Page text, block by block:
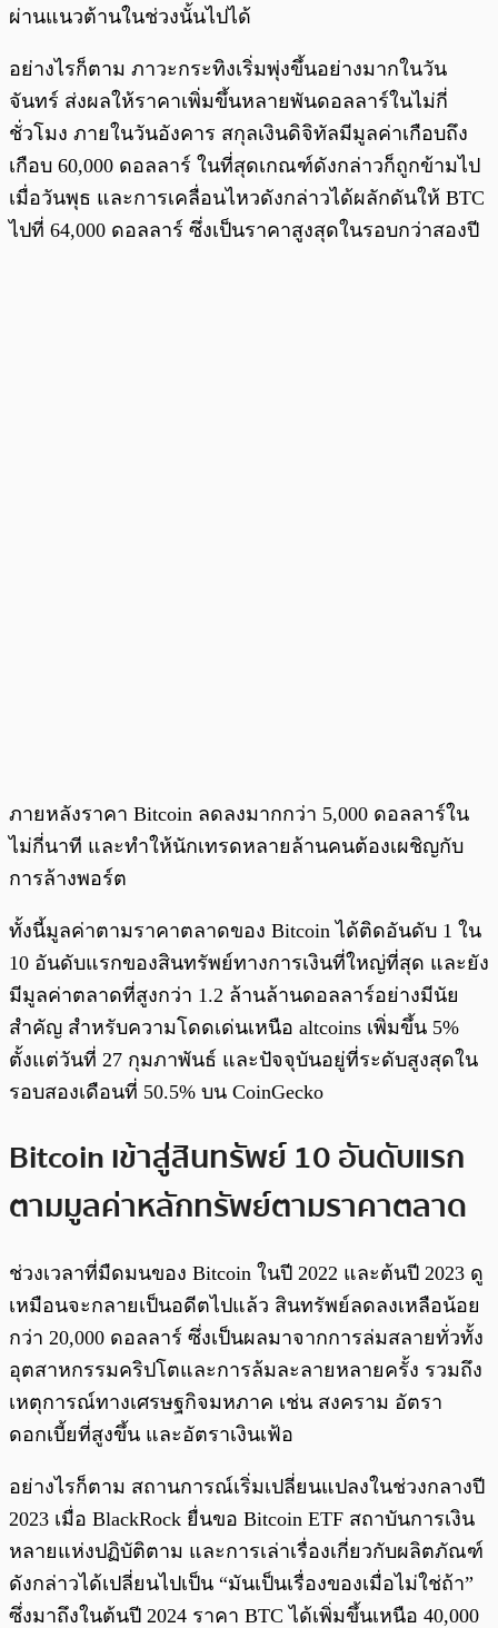
ผ่านแนวต้านในช่วงนั้นไปได้
อย่างไรก็ตาม ภาวะกระทิงเริ่มพุ่งขึ้นอย่างมากในวัน
จันทร์ ส่งผลให้ราคาเพิ่มขึ้นหลายพันดอลลาร์ในไม่กี่
ชั่วโมง ภายในวันอังคาร สกุลเงินดิจิทัลมีมูลค่าเกือบถึง
เกือบ 60,000 ดอลลาร์ ในที่สุดเกณฑ์ดังกล่าวก็ถูกข้ามไป
เมื่อวันพุธ และการเคลื่อนไหวดังกล่าวได้ผลักดันให้ BTC
ไปที่ 64,000 ดอลลาร์ ซึ่งเป็นราคาสูงสุดในรอบกว่าสองปี
ภายหลังราคา Bitcoin ลดลงมากกว่า 5,000 ดอลลาร์ใน
ไม่กี่นาที และทำให้นักเทรดหลายล้านคนต้องเผชิญกับ
การล้างพอร์ต
ทั้งนี้มูลค่าตามราคาตลาดของ Bitcoin ได้ติดอันดับ 1 ใน
10 อันดับแรกของสินทรัพย์ทางการเงินที่ใหญ่ที่สุด และยัง
มีมูลค่าตลาดที่สูงกว่า 1.2 ล้านล้านดอลลาร์อย่างมีนัย
สำคัญ สำหรับความโดดเด่นเหนือ altcoins เพิ่มขึ้น 5%
ตั้งแต่วันที่ 27 กุมภาพันธ์ และปัจจุบันอยู่ที่ระดับสูงสุดใน
รอบสองเดือนที่ 50.5% บน CoinGecko
Bitcoin เข้าสู่สินทรัพย์ 10 อันดับแรก
ตามมูลค่าหลักทรัพย์ตามราคาตลาด
ช่วงเวลาที่มืดมนของ Bitcoin ในปี 2022 และต้นปี 2023 ดู
เหมือนจะกลายเป็นอดีตไปแล้ว สินทรัพย์ลดลงเหลือน้อย
กว่า 20,000 ดอลลาร์ ซึ่งเป็นผลมาจากการล่มสลายทั่วทั้ง
อุตสาหกรรมคริปโตและการล้มละลายหลายครั้ง รวมถึง
เหตุการณ์ทางเศรษฐกิจมหภาค เช่น สงคราม อัตรา
ดอกเบี้ยที่สูงขึ้น และอัตราเงินเฟ้อ
อย่างไรก็ตาม สถานการณ์เริ่มเปลี่ยนแปลงในช่วงกลางปี
​​2023 เมื่อ BlackRock ยื่นขอ Bitcoin ETF สถาบันการเงิน
หลายแห่งปฏิบัติตาม และการเล่าเรื่องเกี่ยวกับผลิตภัณฑ์
ดังกล่าวได้เปลี่ยนไปเป็น “มันเป็นเรื่องของเมื่อไม่ใช่ถ้า”
ซึ่งมาถึงในต้นปี 2024 ราคา BTC ได้เพิ่มขึ้นเหนือ 40,000